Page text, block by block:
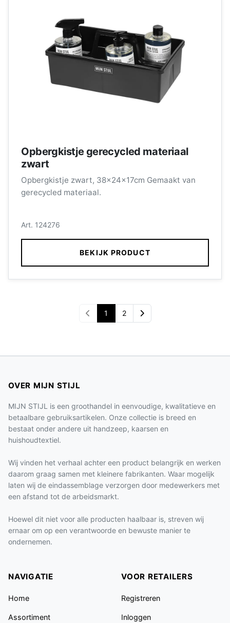
Opbergkistje gerecycled materiaal
zwart
Opbergkistje zwart, 38x24x17cm Gemaakt van
gerecycled materiaal.
Art. 124276
BEKIJK PRODUCT
1 2
OVER MIJN STIJL
MIJN STIJL is een groothandel in eenvoudige, kwalitatieve en
betaalbare gebruiksartikelen. Onze collectie is breed en
bestaat onder andere uit handzeep, kaarsen en
huishoudtextiel.
Wij vinden het verhaal achter een product belangrijk en werken
daarom graag samen met kleinere fabrikanten. Waar mogelijk
laten wij de eindassemblage verzorgen door medewerkers met
een afstand tot de arbeidsmarkt.
Hoewel dit niet voor alle producten haalbaar is, streven wij
ernaar om op een verantwoorde en bewuste manier te
ondernemen.
NAVIGATIE
Home
Assortiment
VOOR RETAILERS
Registreren
Inloggen